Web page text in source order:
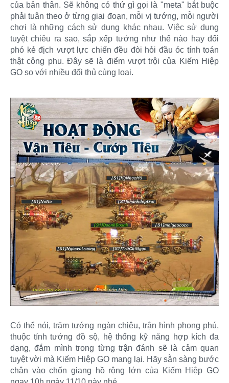
của bản thân. Sẽ không có thứ gì gọi là "meta" bắt buộc
phải tuân theo ở từng giai đoạn, mỗi vị tướng, mỗi người
chơi là những cách sử dụng khác nhau. Việc sử dụng
tuyệt chiêu ra sao, sắp xếp tướng như thế nào hay đối
phó kẻ địch vượt lực chiến đều đòi hỏi đầu óc tính toán
thật công phu. Đây sẽ là điểm vượt trội của Kiếm Hiệp
GO so với nhiều đối thủ cùng loại.
Có thể nói, trăm tướng ngàn chiêu, trận hình phong phú,
thuộc tính tướng đồ sộ, hệ thống kỹ năng hợp kích đa
dạng, đắm mình trong từng trận đánh sẽ là cảm quan
tuyệt vời mà Kiếm Hiệp GO mang lại. Hãy sẵn sàng bước
chân vào chốn giang hồ rộng lớn của Kiếm Hiệp GO